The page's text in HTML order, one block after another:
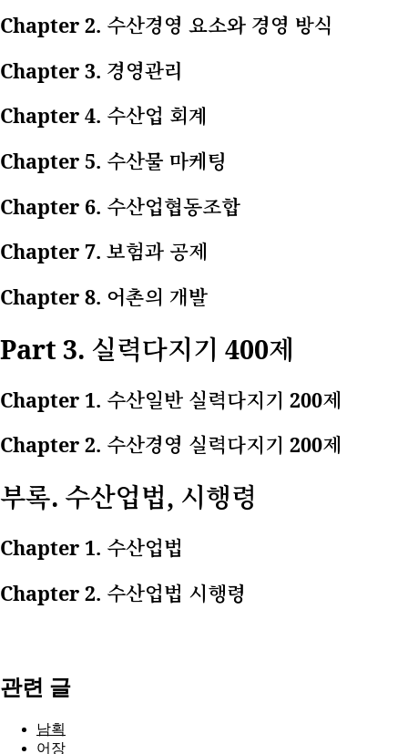
Chapter 2. 수산경영 요소와 경영 방식
Chapter 3. 경영관리
Chapter 4. 수산업 회계
Chapter 5. 수산물 마케팅
Chapter 6. 수산업협동조합
Chapter 7. 보험과 공제
Chapter 8. 어촌의 개발
Part 3. 실력다지기 400제
Chapter 1. 수산일반 실력다지기 200제
Chapter 2. 수산경영 실력다지기 200제
부록. 수산업법, 시행령
Chapter 1. 수산업법
Chapter 2. 수산업법 시행령
관련 글
남획
어장